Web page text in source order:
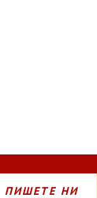
ПИШЕТЕ НИ